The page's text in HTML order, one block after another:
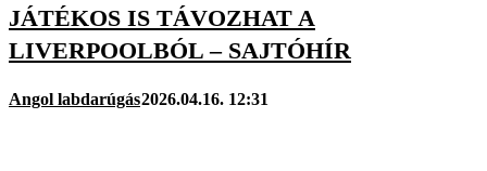
JÁTÉKOS IS TÁVOZHAT A
LIVERPOOLBÓL – SAJTÓHÍR
Angol labdarúgás2026.04.16. 12:31